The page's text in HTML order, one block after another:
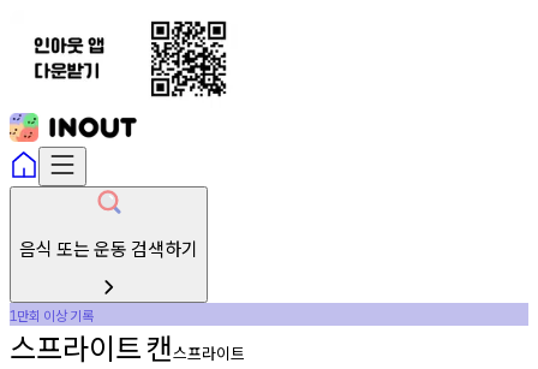
음식 또는 운동 검색하기
1만회 이상기록
스프라이트캔스프라이트